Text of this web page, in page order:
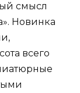
смысл
Новинка
всего